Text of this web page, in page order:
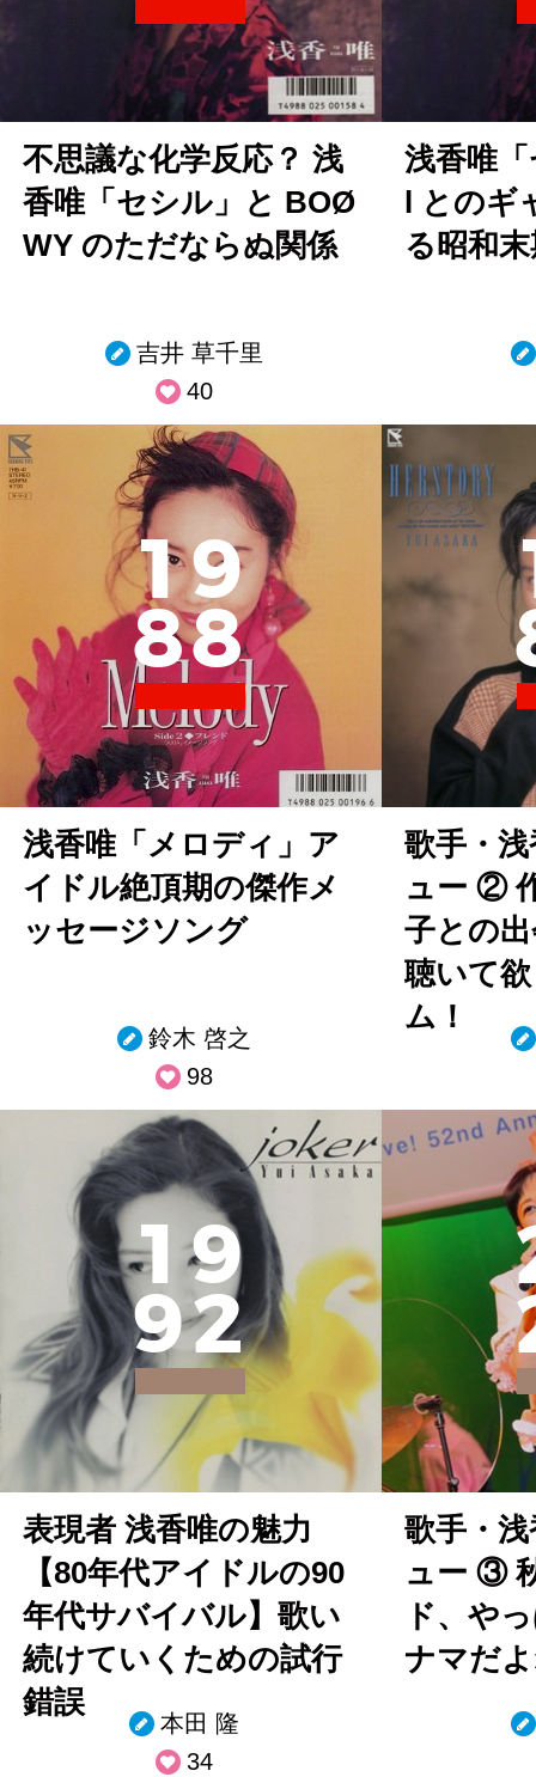
不思議な化学反応？ 浅
香唯「セシル」と BOØ
WY のただならぬ関係
吉井 草千里
40
浅香唯
l とのギ
る昭和
19
88
浅香唯「メロディ」ア
イドル絶頂期の傑作メ
ッセージソング
鈴木 啓之
98
歌手・
ュー ②
子との
聴いて
ム！
1 9
92
表現者 浅香唯の魅力
【80年代アイドルの90
年代サバイバル】歌い
続けていくための試行
錯誤
本田 隆
34
歌手・
ュー ③
ド、や
ナマだ